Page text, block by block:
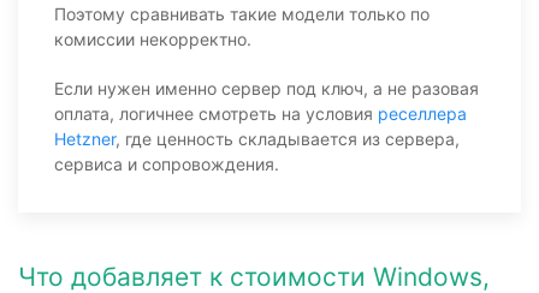
Поэтому сравнивать такие модели только по
комиссии некорректно.
Если нужен именно сервер под ключ, а не разовая
оплата, логичнее смотреть на условия реселлера
Hetzner, где ценность складывается из сервера,
сервиса и сопровождения.
Что добавляет к стоимости Windows,